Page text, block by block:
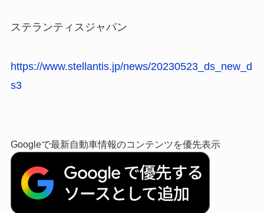
ステランティスジャパン
https://www.stellantis.jp/news/20230523_ds_new_d
s3
Googleで最新自動車情報のコンテンツを優先表示